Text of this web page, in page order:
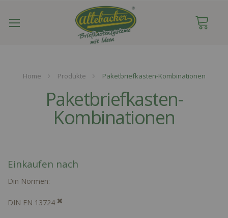
Home Produkte Paketbriefkasten-Kombinationen
Paketbriefkasten-
Kombinationen
Einkaufen nach
Din Normen
DIN EN 13724